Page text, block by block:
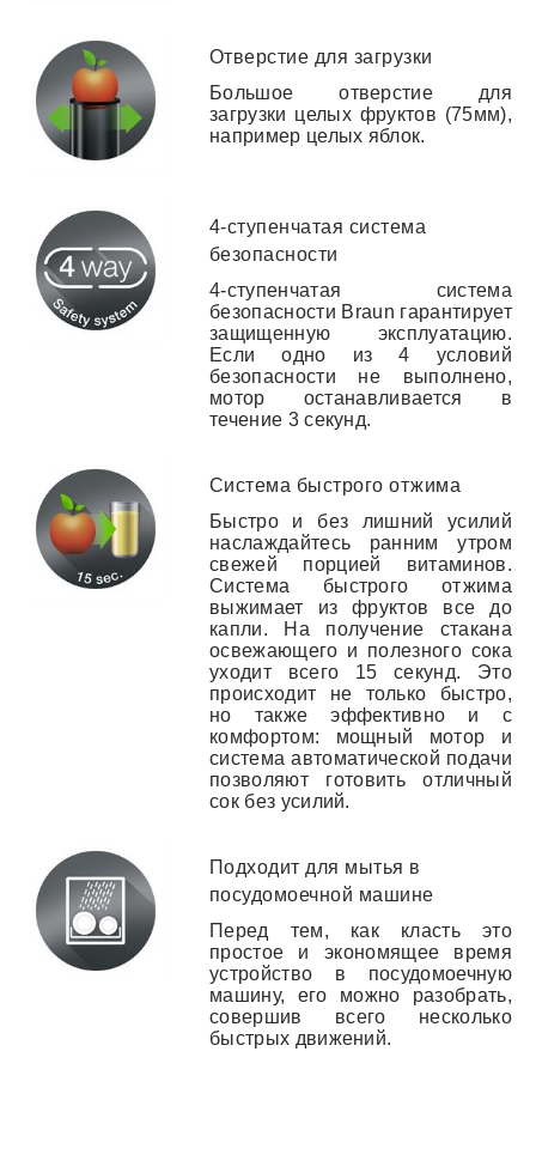
Отверстие для загрузки
Большое отверстие для
загрузки целых фруктов (75мм),
например целых яблок.
4-ступенчатая система
безопасности
4-ступенчатая система
безопасности Braun гарантирует
защищенную эксплуатацию.
Если одно из 4 условий
безопасности не выполнено,
мотор останавливается в
течение 3 секунд.
Система быстрого отжима
Быстро и без лишний усилий
наслаждайтесь ранним утром
свежей порцией витаминов.
Система быстрого отжима
выжимает из фруктов все до
капли. На получение стакана
освежающего и полезного сока
уходит всего 15 секунд. Это
происходит не только быстро,
но также эффективно и с
комфортом: мощный мотор и
система автоматической подачи
позволяют готовить отличный
сок без усилий.
Подходит для мытья в
посудомоечной машине
Перед тем, как класть это
простое и экономящее время
устройство в посудомоечную
машину, его можно разобрать,
совершив всего несколько
быстрых движений.